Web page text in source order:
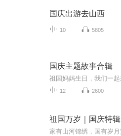
国庆出游去山西
10 5805
国庆主题故事合辑
12 2600
祖国万岁｜国庆特辑